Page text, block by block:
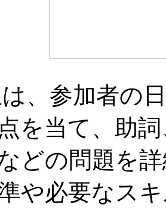
、参加者の
を当て、助
どの問題を
や必要なス